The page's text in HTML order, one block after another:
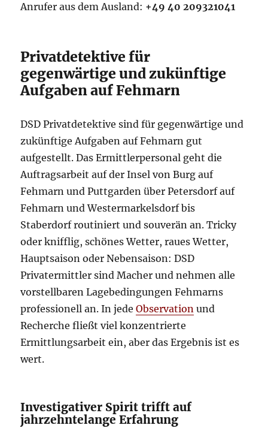
Anrufer aus dem Ausland: +49 40 209321041
Privatdetektive für
gegenwärtige und zukünftige
Aufgaben auf Fehmarn
DSD Privatdetektive sind für gegenwärtige und
zukünftige Aufgaben auf Fehmarn gut
aufgestellt. Das Ermittlerpersonal geht die
Auftragsarbeit auf der Insel von Burg auf
Fehmarn und Puttgarden über Petersdorf auf
Fehmarn und Westermarkelsdorf bis
Staberdorf routiniert und souverän an. Tricky
oder knifflig, schönes Wetter, raues Wetter,
Hauptsaison oder Nebensaison: DSD
Privatermittler sind Macher und nehmen alle
vorstellbaren Lagebedingungen Fehmarns
professionell an. In jedeObservation und
Recherche fließt viel konzentrierte
Ermittlungsarbeit ein, aber das Ergebnis ist es
wert.
Investigativer Spirit trifft auf
jahrzehntelange Erfahrung